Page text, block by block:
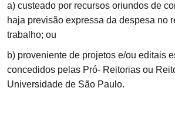
a) custeado por recursos oriundos de
haja previsão expressa da despesa no
trabalho; ou
b) proveniente de projetos e/ou editais
concedidos pelas Pró- Reitorias ou
Universidade de São Paulo.